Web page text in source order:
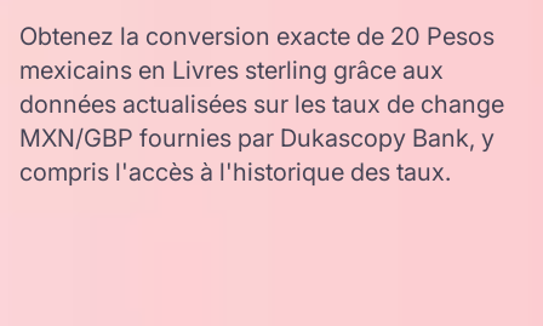
Obtenez la conversion exacte de 20 Pesos
mexicains en Livres sterling grâce aux
données actualisées sur les taux de change
MXN/GBP fournies par Dukascopy Bank, y
compris l'accès à l'historique des taux.